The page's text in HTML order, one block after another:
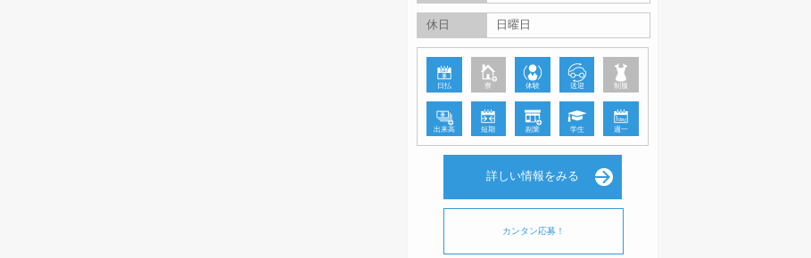
休日 日曜日
日払 寮 体験 送迎 制服
出来高 短期 副業 学生 週一
詳しい情報をみる
カンタン応募！